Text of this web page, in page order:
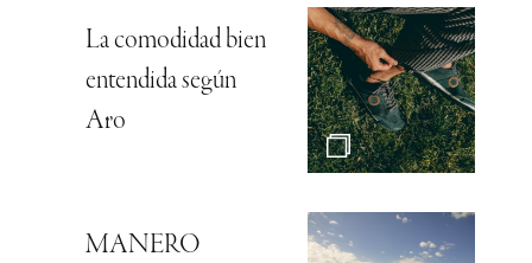
La comodidad bien
entendida según
Aro
MANERO